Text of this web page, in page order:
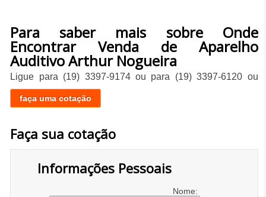
Para saber mais sobre Onde
Encontrar Venda de Aparelho
Auditivo Arthur Nogueira
Ligue para (19) 3397-9174ou para (19) 3397-6120 ou
faça uma cotação
Faça sua cotação
Informações Pessoais
Nome: